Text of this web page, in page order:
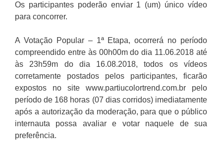
Os participantes poderão enviar 1 (um) único vídeo
para concorrer.
A Votação Popular – 1ª Etapa, ocorrerá no período
compreendido entre às 00h00m do dia 11.06.2018 até
às 23h59m do dia 16.08.2018, todos os vídeos
corretamente postados pelos participantes, ficarão
expostos no site www.partiucolortrend.com.br
pelo
período de 168 horas (07 dias corridos) imediatamente
após a autorização da moderação, para que o público
internauta possa avaliar e votar naquele de sua
preferência.